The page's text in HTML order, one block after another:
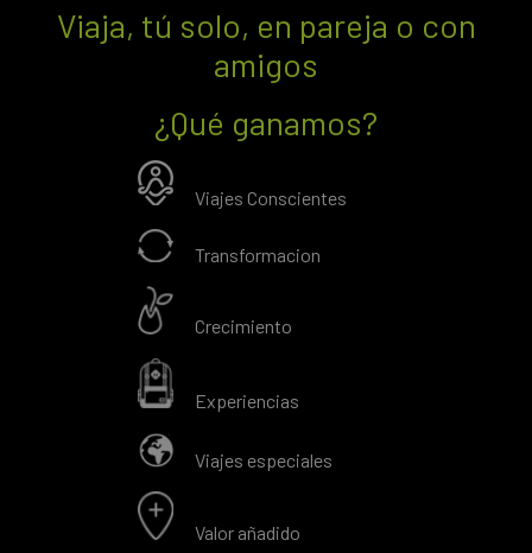
Viaja, tú solo, en pareja o con
amigos
¿Qué ganamos?
Viajes Conscientes
Transformacion
Crecimiento
Experiencias
Viajes especiales
Valor añadido